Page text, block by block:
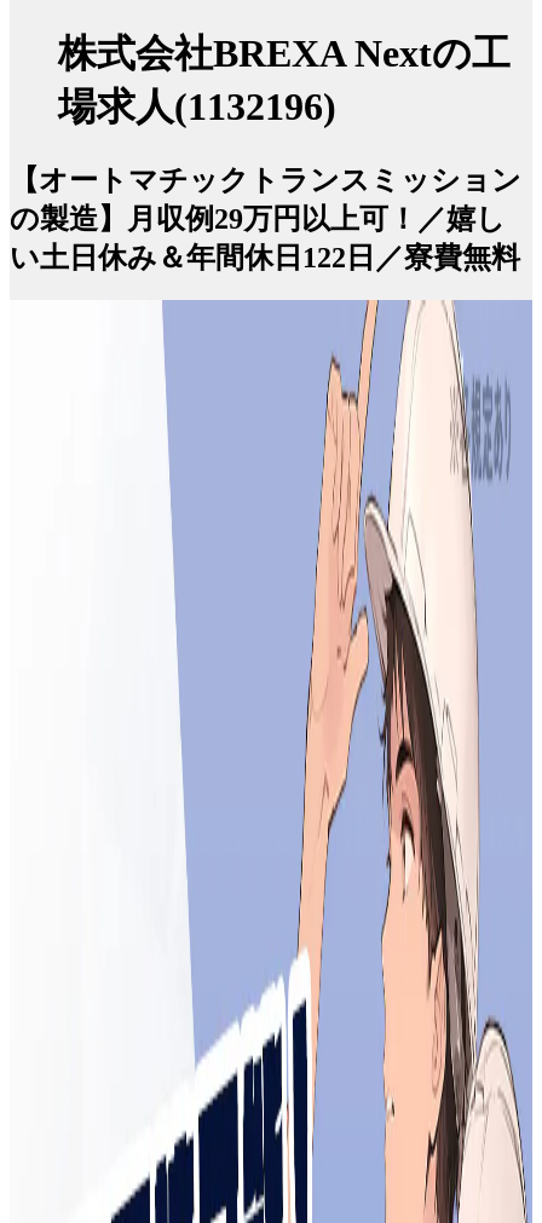
株式会社BREXA Nextの工
場求人(1132196)
【オートマチックトランスミッション
の製造】月収例29万円以上可！／嬉し
い土日休み＆年間休日122日／寮費無料